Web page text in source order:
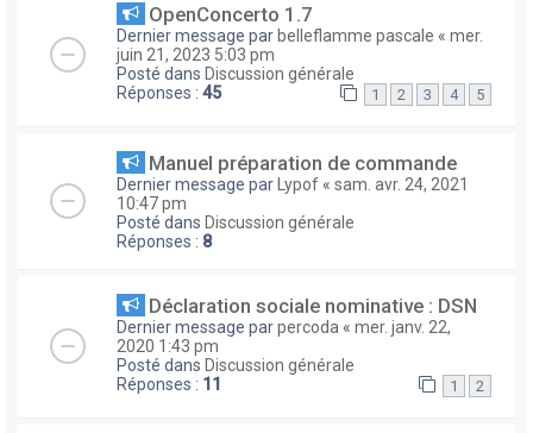
OpenConcerto 1.7
Dernier message par belleflamme pascale « mer.
juin 21, 2023 5:03 pm
Posté dans Discussion générale
Réponses : 45 1 2 3 4 5
Manuel préparation de commande
Dernier message par Lypof « sam. avr. 24, 2021
10:47 pm
Posté dans Discussion générale
Réponses : 8
Déclaration sociale nominative : DSN
Dernier message parpercoda « mer. janv. 22,
2020 1:43 pm
Posté dans Discussion générale
Réponses : 11 1 2